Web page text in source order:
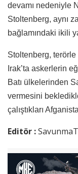
devamı nedeniyle
Stoltenberg, aynı
bağlamındaki ikili
Stoltenberg,
Irak’ta askerlerin
Batı ülkelerinden
vermesini
çalıştıkları
Editör :